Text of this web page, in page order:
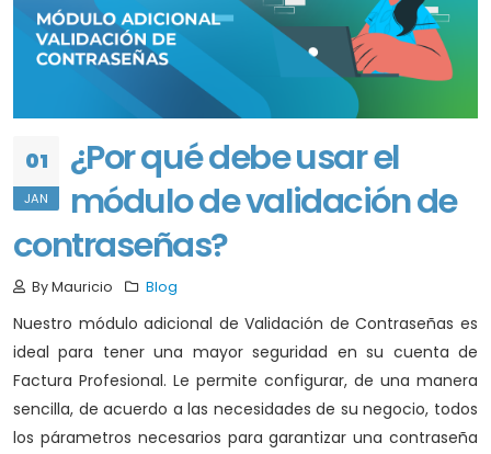
01
JAN
¿Por qué debe usar el
módulo de validación de
contraseñas?
By Mauricio Blog
Nuestro módulo adicional de Validación de Contraseñas es
ideal para tener una mayor seguridad en su cuenta de
Factura Profesional. Le permite configurar, de una manera
sencilla, de acuerdo a las necesidades de su negocio, todos
los párametros necesarios para garantizar una contraseña